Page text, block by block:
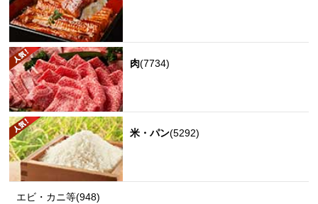
肉(7734)
米・パン(5292)
エビ・カニ等(948)